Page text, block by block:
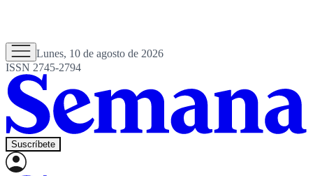
Lunes, 10 de agosto de 2026
ISSN 2745-2794
Suscríbete